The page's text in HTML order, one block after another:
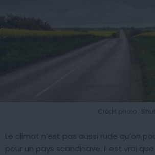
Crédit photo :
Le climat n’est pas aussi rude qu’on
pour un pays scandinave. Il est vrai que